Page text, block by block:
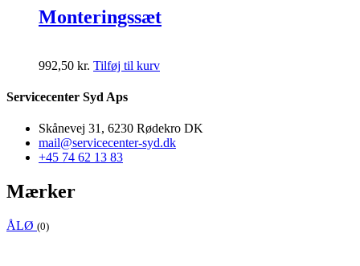
Monteringssæt
992,50 kr. Tilføj til kurv
Servicecenter Syd Aps
Skånevej 31, 6230 Rødekro DK
mail@servicecenter-syd.dk
+45 74 62 13 83
Mærker
ÅLØ (0)